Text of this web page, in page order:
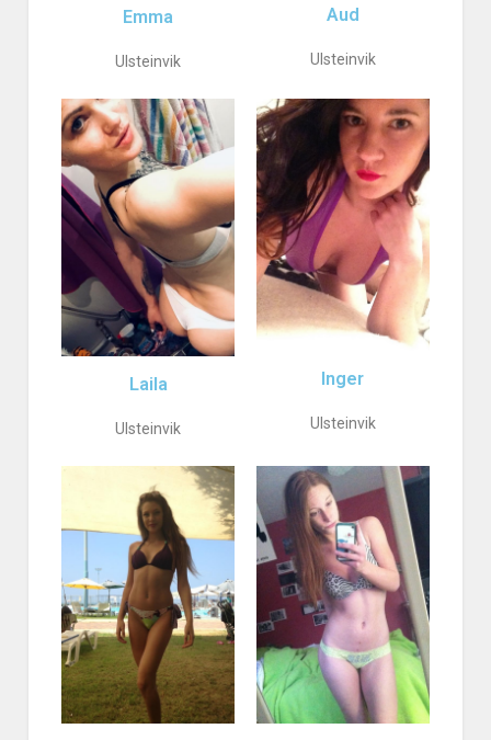
Emma
Ulsteinvik
Aud
Ulsteinvik
Laila
Ulsteinvik
Inger
Ulsteinvik